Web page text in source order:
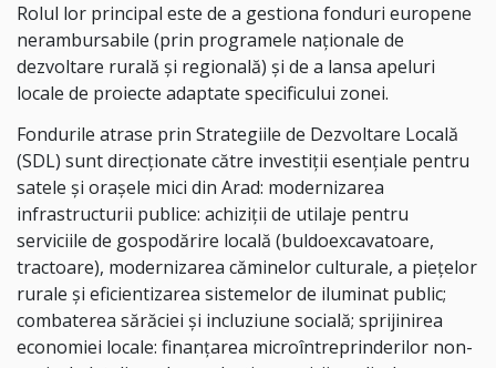
Rolul lor principal este de a gestiona fonduri europene
nerambursabile (prin programele naționale de
dezvoltare rurală și regională) și de a lansa apeluri
locale de proiecte adaptate specificului zonei.
Fondurile atrase prin Strategiile de Dezvoltare Locală
(SDL) sunt direcționate către investiții esențiale pentru
satele și orașele mici din Arad: modernizarea
infrastructurii publice: achiziții de utilaje pentru
serviciile de gospodărire locală (buldoexcavatoare,
tractoare), modernizarea căminelor culturale, a piețelor
rurale și eficientizarea sistemelor de iluminat public;
combaterea sărăciei și incluziune socială; sprijinirea
economiei locale: finanțarea microîntreprinderilor non-